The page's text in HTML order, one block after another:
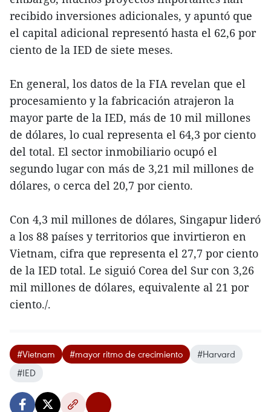
recibido inversiones adicionales, y apuntó que
el capital adicional representó hasta el 62,6 por
ciento de la IED de siete meses.
En general, los datos de la FIA revelan que el
procesamiento y la fabricación atrajeron la
mayor parte de la IED, más de 10 mil millones
de dólares, lo cual representa el 64,3 por ciento
del total. El sector inmobiliario ocupó el
segundo lugar con más de 3,21 mil millones de
dólares, o cerca del 20,7 por ciento.
Con 4,3 mil millones de dólares, Singapur lideró
a los 88 países y territorios que invirtieron en
Vietnam, cifra que representa el 27,7 por ciento
de la IED total. Le siguió Corea del Sur con 3,26
mil millones de dólares, equivalente al 21 por
ciento./.
#Vietnam #mayor ritmo de crecimiento
#Harvard
#IED